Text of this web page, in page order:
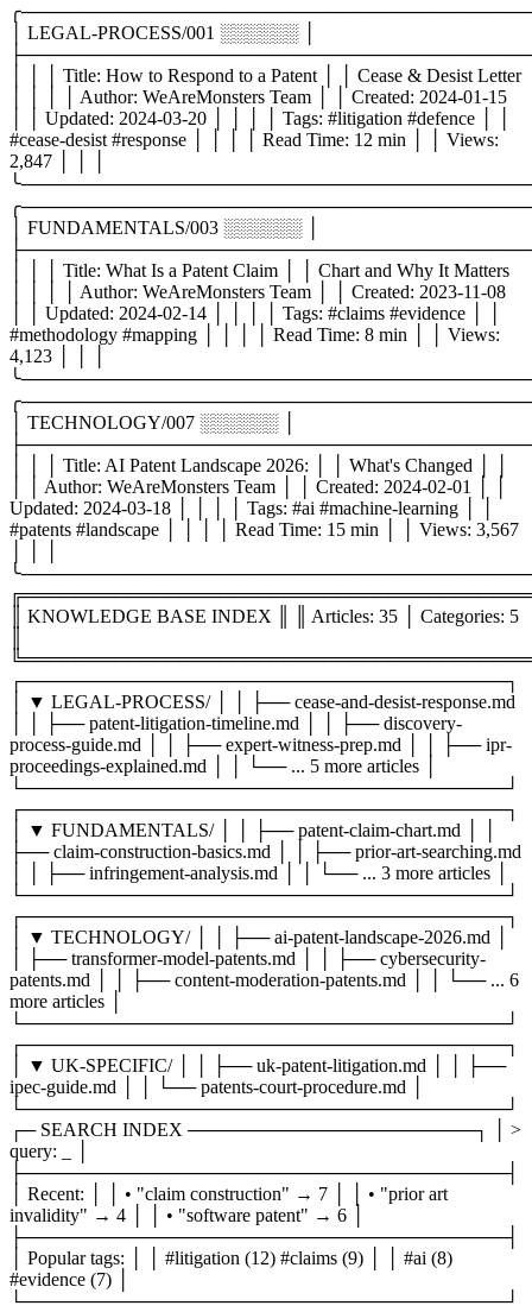
│ LEGAL-PROCESS/001 ░░░░░░ │
│ │ │ Title: How to Respond to a Patent │ │ Cease & Desist Letter
│ │ │ │ Author: WeAreMonsters Team │ │ Created: 2024-01-15
│ │ Updated: 2024-03-20 │ │ │ │ Tags: #litigation #defence │ │
#cease-desist #response │ │ │ │ Read Time: 12 min │ │ Views:
2,847 │ │ │
│ FUNDAMENTALS/003 ░░░░░░ │
│ │ │ Title: What Is a Patent Claim │ │ Chart and Why It Matters
│ │ │ │ Author: WeAreMonsters Team │ │ Created: 2023-11-08
│ │ Updated: 2024-02-14 │ │ │ │ Tags: #claims #evidence │ │
#methodology #mapping │ │ │ │ Read Time: 8 min │ │ Views:
4,123 │ │ │
│ TECHNOLOGY/007 ░░░░░░ │
│ │ │ Title: AI Patent Landscape 2026: │ │ What's Changed │ │
│ │ Author: WeAreMonsters Team │ │ Created: 2024-02-01 │ │
Updated: 2024-03-18 │ │ │ │ Tags: #ai #machine-learning │ │
#patents #landscape │ │ │ │ Read Time: 15 min │ │ Views: 3,567
║ KNOWLEDGE BASE INDEX ║ ║ Articles: 35 │ Categories: 5
┌─────────────────────────────────────┐
│ ▼ LEGAL-PROCESS/ │ │ ├── cease-and-desist-response.md
│ │ ├── patent-litigation-timeline.md │ │ ├── discovery-
process-guide.md │ │ ├── expert-witness-prep.md │ │ ├── ipr-
proceedings-explained.md │ │ └── ... 5 more articles │
└─────────────────────────────────────┘
┌─────────────────────────────────────┐
│ ▼ FUNDAMENTALS/ │ │ ├── patent-claim-chart.md │ │
├── claim-construction-basics.md │ │ ├── prior-art-searching.md
│ │ ├── infringement-analysis.md │ │ └── ... 3 more articles │
└─────────────────────────────────────┘
┌─────────────────────────────────────┐
│ ▼ TECHNOLOGY/ │ │ ├── ai-patent-landscape-2026.md │
│ ├── transformer-model-patents.md │ │ ├── cybersecurity-
patents.md │ │ ├── content-moderation-patents.md │ │ └── ... 6
more articles │
└─────────────────────────────────────┘
┌─────────────────────────────────────┐
│ ▼ UK-SPECIFIC/ │ │ ├── uk-patent-litigation.md │ │ ├──
ipec-guide.md │ │ └── patents-court-procedure.md │
└─────────────────────────────────────┘
┌─ SEARCH INDEX ──────────────────────┐ │ >
query: _ │
├─────────────────────────────────────┤
│ Recent: │ │ • "claim construction" → 7 │ │ • "prior art
invalidity" → 4 │ │ • "software patent" → 6 │
├─────────────────────────────────────┤
│ Popular tags: │ │ #litigation (12) #claims (9) │ │ #ai (8)
#evidence (7) │
└─────────────────────────────────────┘